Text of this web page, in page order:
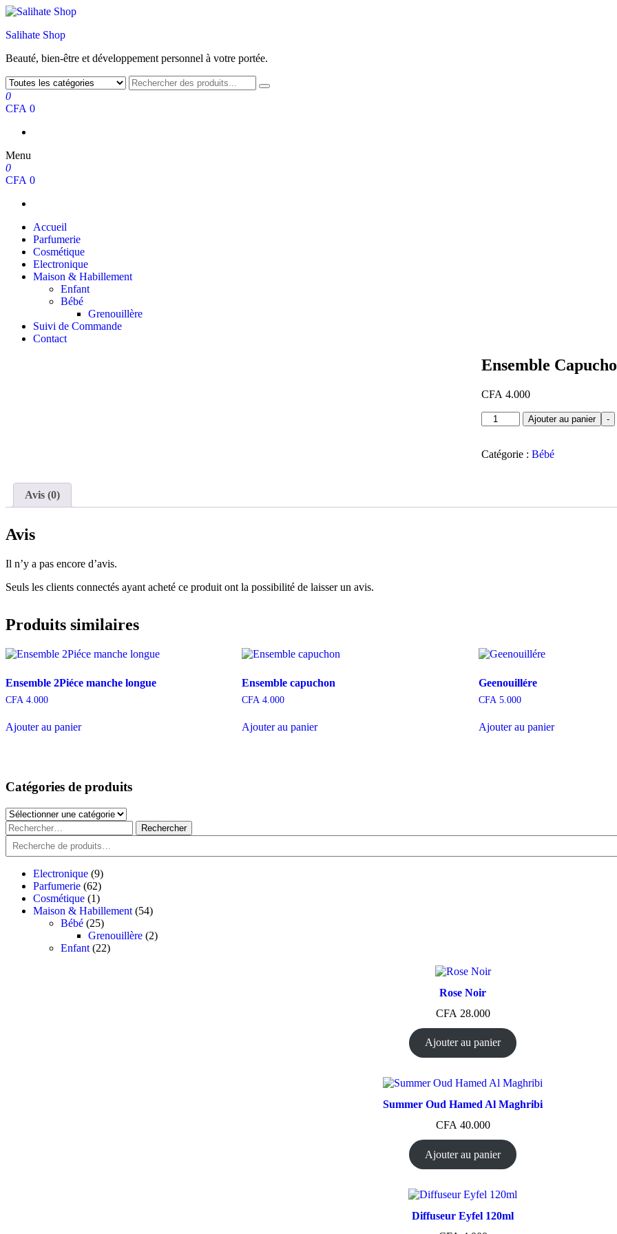
Salihate Shop
Beauté, bien-être et développement personnel à votre portée.
0
CFA 0
Menu
0
CFA 0
Accueil
Parfumerie
Cosmétique
Electronique
Maison & Habillement
Enfant
Bébé
Grenouillère
Suivi de Commande
Contact
Ensemble
CFA 4.000
-
quantité
de
Capuchon
Ajouter au panier
Catégorie : Bébé
Avis (0)
Avis
Il n’y a pas encore d’avis.
Seuls les clients connectés ayant acheté ce produit ont la possibilité de laisser un avis.
Produits similaires
Ensemble 2Piéce manche longue
CFA 4.000
Ajouter au panier
Ensemble capuchon
CFA 4.000
Ajouter au panier
Geenouillére
CFA 5.000
Ajouter au panier
Catégories de produits
Catégories
de
produits
Rechercher :
Recherche
Electronique 99
produits
Parfumerie 6262
produits
Cosmétique 11
produit
Maison & Habillement 5454
Bébé 2525
produits
Grenouillère 22
Enfant 2222
Rose Noir
CFA 28.000
Ajouter au panier
Summer Oud Hamed Al Maghribi
CFA 40.000
Ajouter au panier
Diffuseur Eyfel 120ml